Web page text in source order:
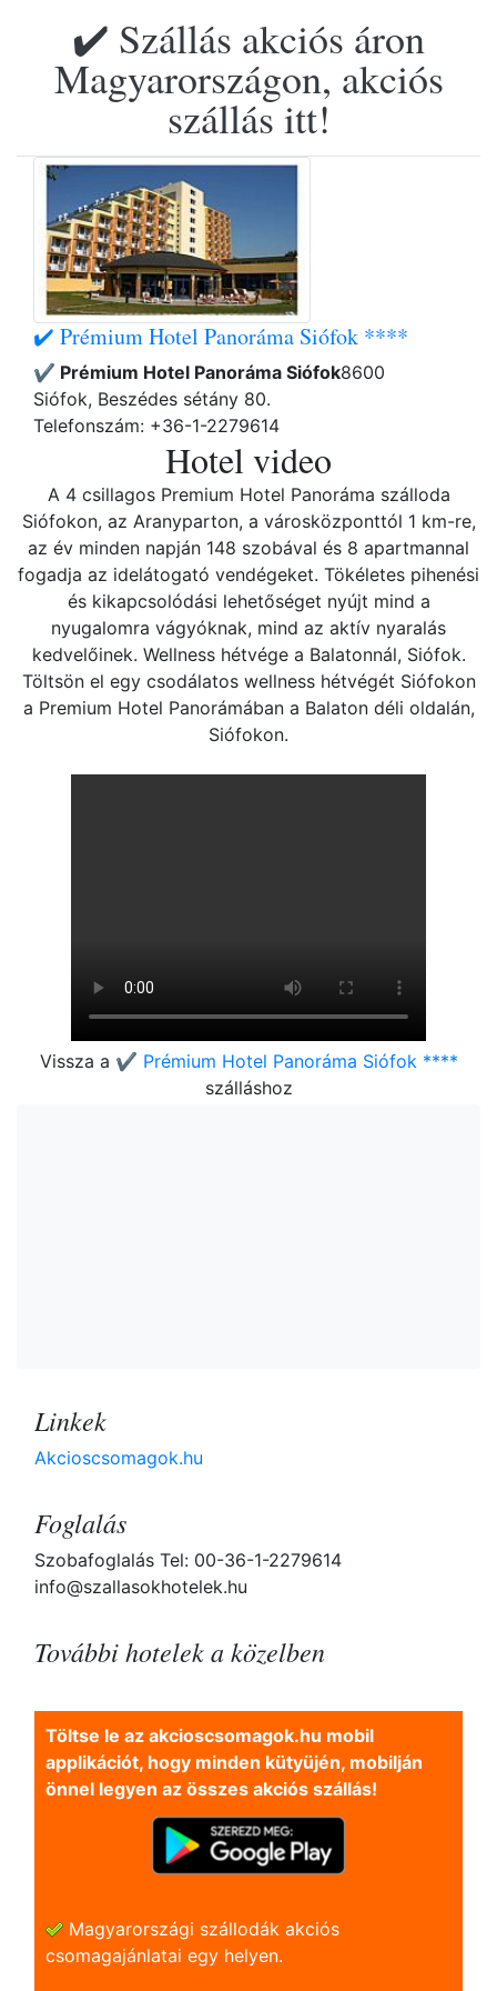
✔️ Szállás akciós áron
Magyarországon, akciós
szállás itt!
✔️ Prémium Hotel Panoráma Siófok ****
✔️ Prémium Hotel Panoráma Siófok8600
Siófok, Beszédes sétány 80.
Telefonszám: +36-1-2279614
Hotel video
A 4 csillagos Premium Hotel Panoráma szálloda
Siófokon, az Aranyparton, a városközponttól 1 km-re,
az év minden napján 148 szobával és 8 apartmannal
fogadja az idelátogató vendégeket. Tökéletes pihenési
és kikapcsolódási lehetőséget nyújt mind a
nyugalomra vágyóknak, mind az aktív nyaralás
kedvelőinek. Wellness hétvége a Balatonnál, Siófok.
Töltsön el egy csodálatos wellness hétvégét Siófokon
a Premium Hotel Panorámában a Balaton déli oldalán,
Siófokon.
Vissza a ✔️ Prémium Hotel Panoráma Siófok ****
szálláshoz
Linkek
Akcioscsomagok.hu
Foglalás
Szobafoglalás Tel: 00-36-1-2279614
info@szallasokhotelek.hu
További hotelek a közelben
Töltse le az akcioscsomagok.hu mobil
applikációt, hogy minden kütyüjén, mobilján
önnel legyen az összes akciós szállás!
Magyarországi szállodák akciós
csomagajánlatai egy helyen.